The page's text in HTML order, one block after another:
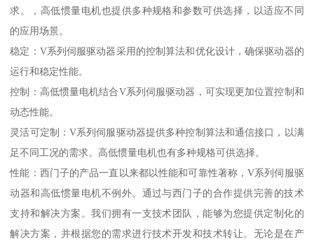
求。，高低惯量电机也提供多种规格和参数可供选择，以适应不同
的应用场景。
稳定：V系列伺服驱动器采用的控制算法和优化设计，确保驱动器的
运行和稳定性能。
控制：高低惯量电机结合V系列伺服驱动器，可实现更加位置控制和
动态性能。
灵活可定制：V系列伺服驱动器提供多种控制算法和通信接口，以满
足不同工况的需求。高低惯量电机也有多种规格可供选择。
性能：西门子的产品一直以来都以性能和可靠性著称，V系列伺服驱
动器和高低惯量电机不例外。通过与西门子的合作提供完善的技术
支持和解决方案。我们拥有一支技术团队，能够为您提供定制化的
解决方案，并根据您的需求进行技术开发和技术转让。无论是在产